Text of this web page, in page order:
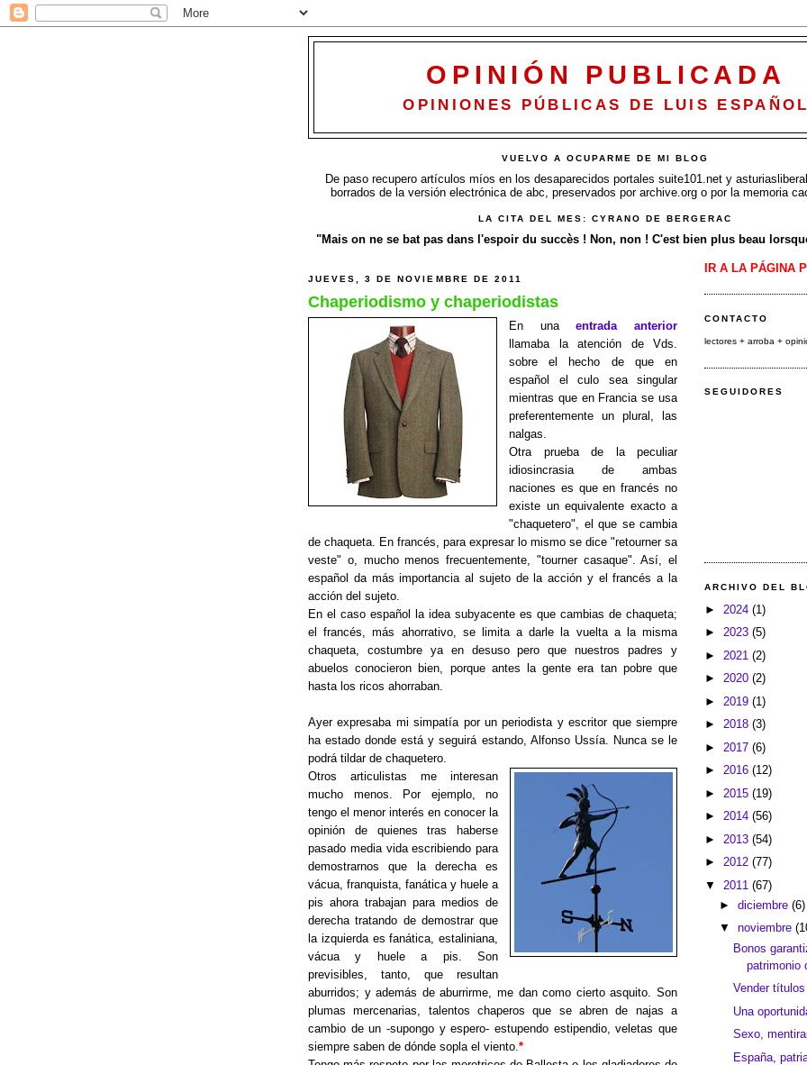
OPINIÓN PUBLICADA
OPINIONES PÚBLICAS DE LUIS
VUELVO A OCUPARME DE MI BLOG
De paso recupero artículos míos en los desaparecidos portales suite101.net y
borrados de la versión electrónica de abc, preservados por archive.org o por la memoria
LA CITA DEL MES: CYRANO DE BERGERAC
"Mais on ne se bat pas dans l'espoir du succès ! Non, non ! C'est bien plus beau
JUEVES, 3 DE NOVIEMBRE DE 2011
Chaperiodismo y chaperiodistas
En unaentrada anterior
llamaba la atención de Vds.
sobre el hecho de que en
español el culo sea singular
mientras que en Francia se usa
preferentemente un plural, las
nalgas.
Otra prueba de la peculiar
idiosincrasia de ambas
naciones es que en francés no
existe un equivalente exacto a
"chaquetero", el que se cambia
de chaqueta. En francés, para expresar lo mismo se dice "retourner sa
veste" o, mucho menos frecuentemente, "tourner casaque". Así, el
español da más importancia al sujeto de la acción y el francés a la
acción del sujeto.
En el caso español la idea subyacente es que cambias de chaqueta;
el francés, más ahorrativo, se limita a darle la vuelta a la misma
chaqueta, costumbre ya en desuso pero que nuestros padres y
abuelos conocieron bien, porque antes la gente era tan pobre que
hasta los ricos ahorraban.
Ayer expresaba mi simpatía por un periodista y escritor que siempre
ha estado donde está y seguirá estando, Alfonso Ussía. Nunca se le
podrá tildar de chaquetero.
Otros articulistas me interesan
mucho menos. Por ejemplo, no
tengo el menor interés en conocer la
opinión de quienes tras haberse
pasado media vida escribiendo para
demostrarnos que la derecha es
vácua, franquista, fanática y huele a
pis ahora trabajan para medios de
derecha tratando de demostrar que
la izquierda es fanática, estaliniana,
vácua y huele a pis. Son
previsibles, tanto, que resultan
aburridos; y además de aburrirme, me dan como cierto asquito. Son
plumas mercenarias, talentos chaperos que se abren de najas a
cambio de un -supongo y espero- estupendo estipendio, veletas que
siempre saben de dónde sopla el viento.*
IR A LA PÁGINA
CONTACTO
lectores + arroba +
SEGUIDORES
ARCHIVO DEL
► 2024 (1)
► 2023 (5)
► 2021 (2)
► 2020 (2)
► 2019 (1)
► 2018 (3)
► 2017 (6)
► 2016 (12)
► 2015 (19)
► 2014 (56)
► 2013 (54)
► 2012 (77)
▼ 2011 (67)
► diciembre (6)
▼ noviembre
Bonos
patrimonio
Vender
Una
Sexo,
España,